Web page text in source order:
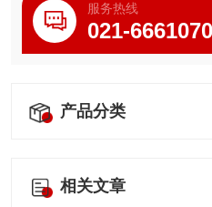
服务热线
021-
产品分类
相关文章